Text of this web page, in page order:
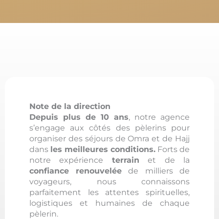
Note de la direction
Depuis plus de 10 ans, notre agence
s’engage aux côtés des pèlerins pour
organiser des séjours de Omra et de Hajj
dans les meilleures conditions. Forts de
notre expérience terrain et de la
confiance
renouveléede milliers de
voyageurs, nous connaissons
parfaitement les attentes spirituelles,
logistiques et humaines de chaque
pèlerin.